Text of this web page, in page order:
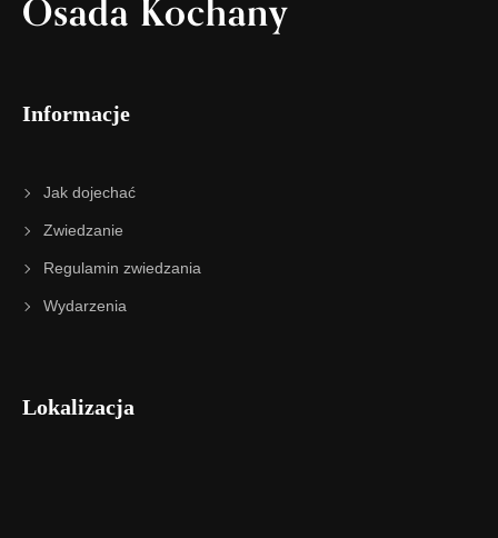
Osada Kochany
Informacje
Jak dojechać
Zwiedzanie
Regulamin zwiedzania
Wydarzenia
Lokalizacja